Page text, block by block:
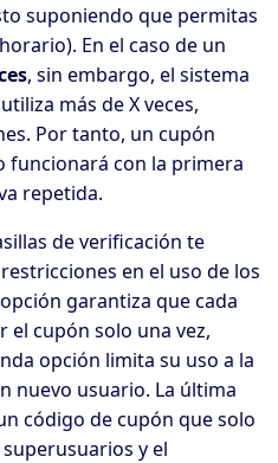
suponiendo que permitas
En el caso de un
, sin embargo, el sistema
más de X veces,
Por tanto, un cupón
funcionará con la primera
repetida.
de verificación te
en el uso de los
garantiza que cada
el cupón solo una vez,
opción limita su uso a la
nuevo usuario. La última
código de cupón que solo
y el